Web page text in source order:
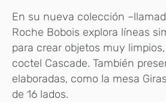
En su nueva colección
Roche Bobois explora líneas
para crear objetos muy
coctel Cascade. También
elaboradas, como la mesa
de 16 lados.